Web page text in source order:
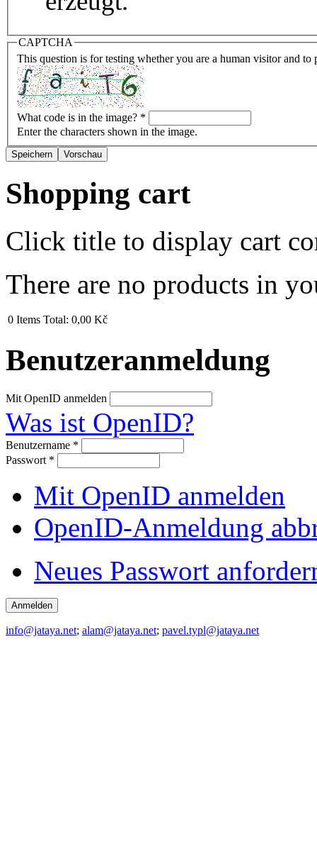
CAPTCHA
This question is for testing whether you are a human visitor and to
What code is in the image? *
Enter the characters shown in the image.
Shopping cart
Click title to display cart
There are no products in
0 Items Total: 0,00 Kč
Benutzeranmeldung
Mit OpenID anmelden
Was ist OpenID?
Benutzername *
Passwort *
Mit OpenID anmelden
OpenID-Anmeldung
Neues Passwort
info@jataya.net; alam@jataya.net; pavel.typl@jataya.net